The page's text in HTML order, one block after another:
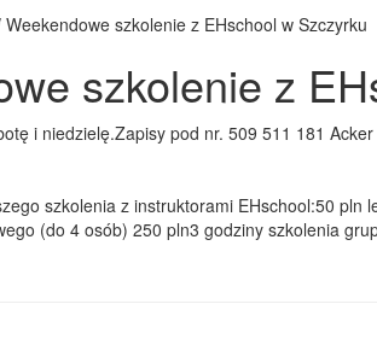
Weekendowe szkolenie z EHschool w Szczyrku
szkolenie z
i niedzielę.Zapisy pod nr. 509 511 181 Acker
szkolenia z instruktorami EHschool:50
(do 4 osób) 250 pln3 godziny szkolenia